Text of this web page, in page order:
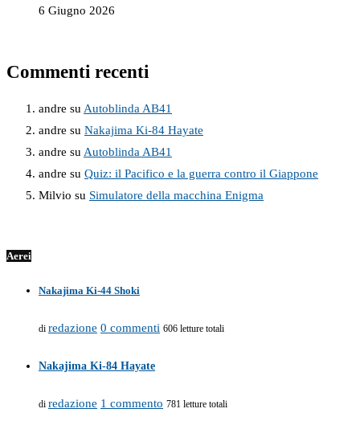
6 Giugno 2026
Commenti recenti
andre su Autoblinda AB41
andre su Nakajima Ki-84 Hayate
andre su Autoblinda AB41
andre su Quiz: il Pacifico e la guerra contro il Giappone
Milvio su Simulatore della macchina Enigma
Aerei
Nakajima Ki-44 Shoki
di redazione 0 commenti 606 letture totali
Nakajima Ki-84 Hayate
di redazione 1 commento 781 letture totali